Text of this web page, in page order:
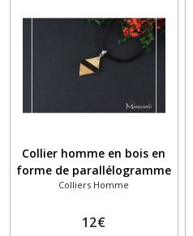
Collier homme en bois en
forme de parallélogramme
Colliers Homme
12€